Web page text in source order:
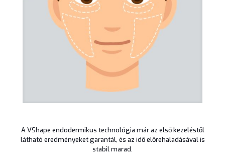
A VShape endodermikus technológia már az első kezeléstől
látható eredményeket garantál, és az idő előrehaladásával is
stabil marad.